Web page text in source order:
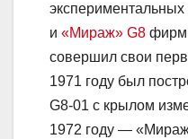
и «Мираж» G8
совершил свои
1971 году был
G8-01 с крылом
1972 году —